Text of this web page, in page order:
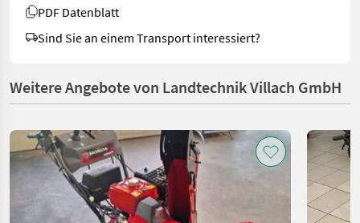
PDF Datenblatt
Sind Sie an einem Transport interessiert?
Weitere Angebote von Landtechnik Villach GmbH